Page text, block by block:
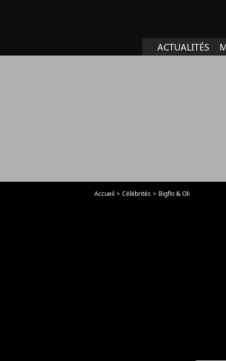
ACTUALITÉS
Accueil Célébrités Bigflo & Oli